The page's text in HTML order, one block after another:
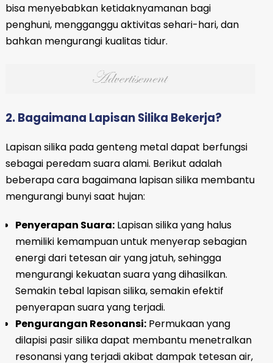
bisa menyebabkan ketidaknyamanan bagi
penghuni, mengganggu aktivitas sehari-hari, dan
bahkan mengurangi kualitas tidur.
2. Bagaimana Lapisan Silika Bekerja?
Lapisan silika pada genteng metal dapat berfungsi
sebagai peredam suara alami. Berikut adalah
beberapa cara bagaimana lapisan silika membantu
mengurangi bunyi saat hujan:
Penyerapan Suara:Lapisan silika yang halus
memiliki kemampuan untuk menyerap sebagian
energi dari tetesan air yang jatuh, sehingga
mengurangi kekuatan suara yang dihasilkan.
Semakin tebal lapisan silika, semakin efektif
penyerapan suara yang terjadi.
Pengurangan Resonansi:Permukaan yang
dilapisi pasir silika dapat membantu menetralkan
resonansi yang terjadi akibat dampak tetesan air,